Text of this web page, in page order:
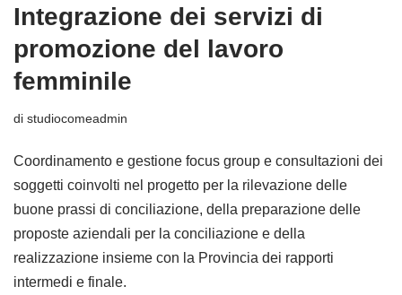
Integrazione dei servizi di
promozione del lavoro
femminile
di studiocomeadmin
Coordinamento e gestione focus group e consultazioni dei
soggetti coinvolti nel progetto per la rilevazione delle
buone prassi di conciliazione, della preparazione delle
proposte aziendali per la conciliazione e della
realizzazione insieme con la Provincia dei rapporti
intermedi e finale.